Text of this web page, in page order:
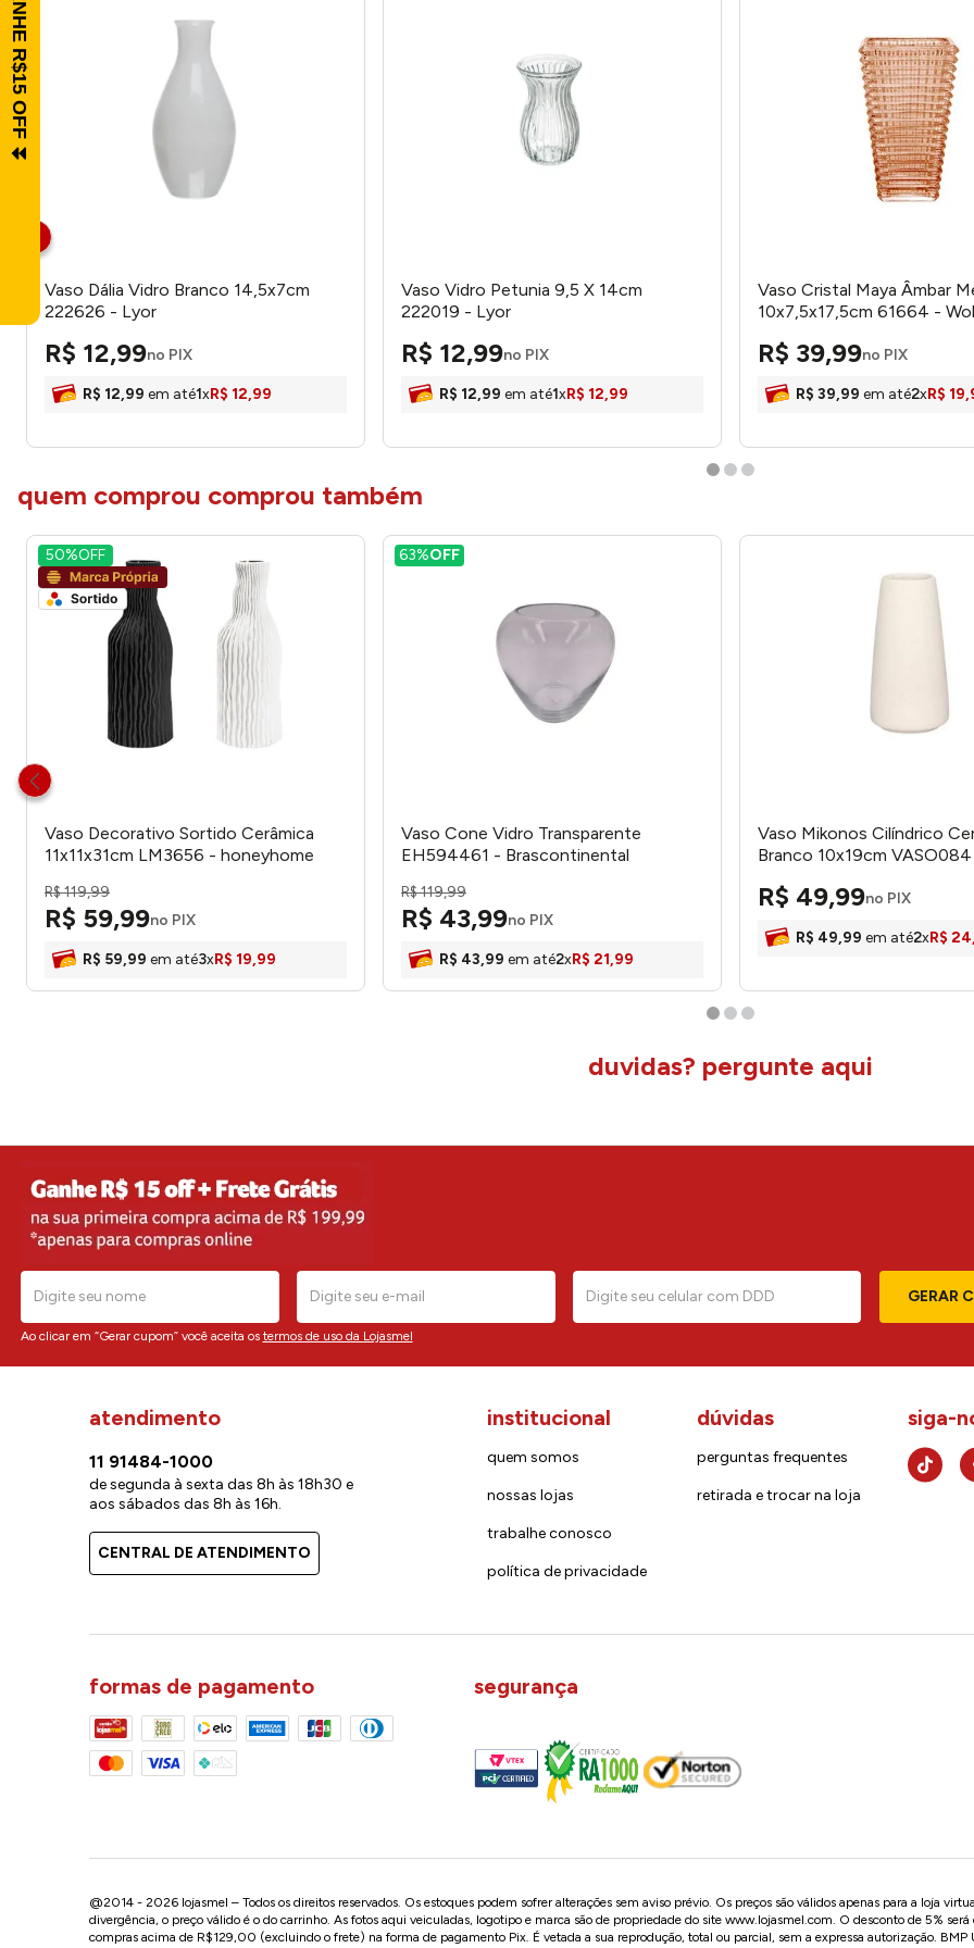
Vaso Dália Vidro Branco 14,5x7cm
222626 - Lyor
R$ 12,99no PIX
R$ 12,99 em até1xR$ 12,99
Vaso Vidro Petunia 9,5 X 14cm
222019 - Lyor
R$ 12,99no PIX
R$ 12,99 em até1xR$ 12,99
Vaso Cristal Maya Âmbar
10x7,5x17,5cm 61664 -
R$ 39,99no PIX
R$ 39,99 em até2xR$ 19,
quem comprou comprou também
50%OFF
Vaso Decorativo Sortido Cerâmica
11x11x31cm LM3656 - honeyhome
R$119,99
R$ 59,99no PIX
R$ 59,99 em até3xR$ 19,99
63%OFF
Vaso Cone Vidro Transparente
EH594461 - Brascontinental
R$119,99
R$ 43,99no PIX
R$ 43,99 em até2xR$ 21,99
Vaso Mikonos Cilíndrico
Branco 10x19cm
R$ 49,99no PIX
R$ 49,99 em até2xR$ 24,
duvidas? pergunte aqui
GERAR
Ao clicar em “Gerar cupom” você aceita os termos de uso da Lojasmel
atendimento
11 91484-1000
de segunda à sexta das 8h às 18h30 e
aos sábados das 8h às 16h.
CENTRAL DE ATENDIMENTO
institucional
quem somos
nossas lojas
trabalhe conosco
política de privacidade
dúvidas
perguntas frequentes
retirada e trocar na loja
siga-
formas de pagamento segurança
@2014 - 2026 lojasmel – Todos os direitos reservados. Os estoques podem sofrer alterações sem aviso prévio. Os preços são válidos apenas para a loja
divergência, o preço válido é o do carrinho. As fotos aqui veiculadas, logotipo e marca são de propriedade do site www.lojasmel.com. O desconto de 5%
compras acima de R$129,00 (excluindo o frete) na forma de pagamento Pix. É vetada a sua reprodução, total ou parcial, sem a expressa autorização. BMP